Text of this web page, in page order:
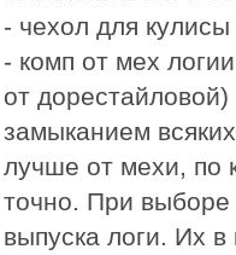
- чехол для
- комп от мех
от
замыканием
лучше от мехи, по
точно. При выборе
выпуска логи. Их